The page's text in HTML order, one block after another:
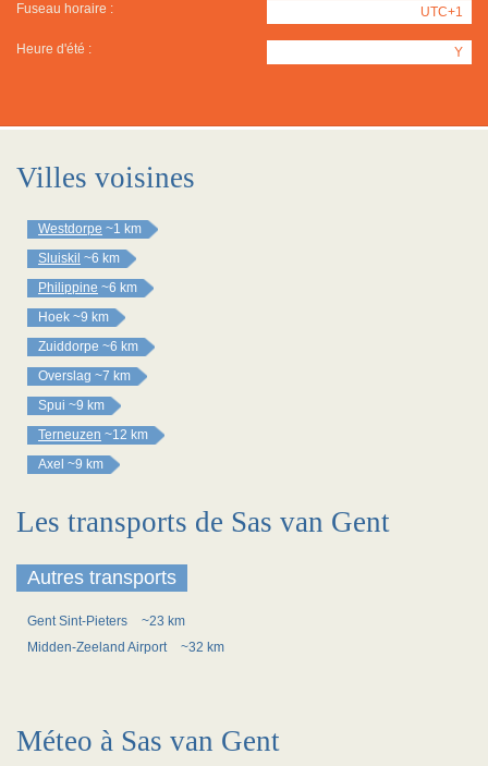
Fuseau horaire : UTC+1
Heure d'été : Y
Villes voisines
Westdorpe ~1 km
Sluiskil ~6 km
Philippine ~6 km
Hoek ~9 km
Zuiddorpe ~6 km
Overslag ~7 km
Spui ~9 km
Terneuzen ~12 km
Axel ~9 km
Les transports de Sas van Gent
Autres transports
Gent Sint-Pieters
~23 km
Midden-Zeeland Airport
~32 km
Méteo à Sas van Gent